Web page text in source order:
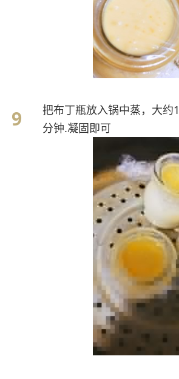
把布丁瓶放入锅中蒸，大约
分钟.凝固即可